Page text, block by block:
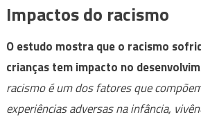
Impactos do racismo
O estudo mostra que o racismo
crianças tem impacto no
racismo é um dos fatores que
experiências adversas na infância,